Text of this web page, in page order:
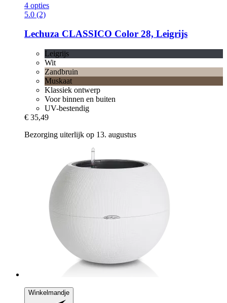
4 opties
5.0 (2)
Lechuza CLASSICO Color 28, Leigrijs
Leigrijs
Wit
Zandbruin
Muskaat
Klassiek ontwerp
Voor binnen en buiten
UV-bestendig
€ 35,49
Bezorging uiterlijk op 13. augustus
Winkelmandje